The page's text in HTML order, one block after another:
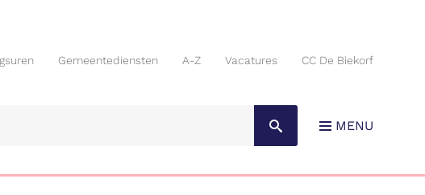
MENU
Gemeentediensten A-Z Vacatures CC De Biekorf